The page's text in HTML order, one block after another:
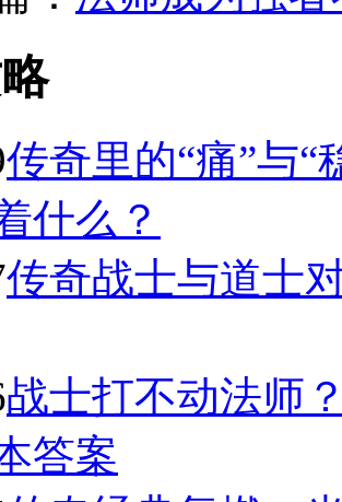
传奇里的“痛”与“
什么？
传奇战士与道士
战士打不动法师
答案